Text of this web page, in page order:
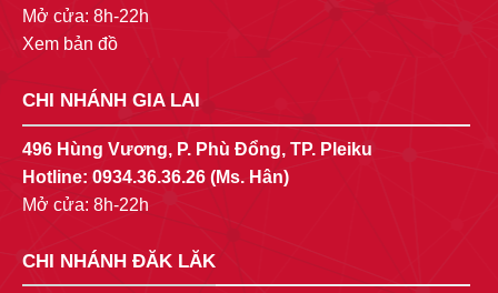
Mở cửa: 8h-22h
Xem bản đồ
CHI NHÁNH GIA LAI
496 Hùng Vương, P. Phù Đổng, TP. Pleiku
Hotline: 0934.36.36.26 (Ms. Hân)
Mở cửa: 8h-22h
CHI NHÁNH ĐĂK LĂK